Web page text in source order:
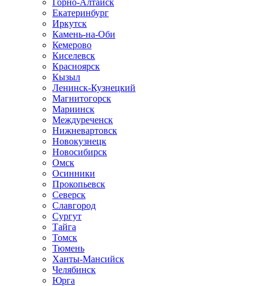
Горно-Алтайск
Екатеринбург
Иркутск
Камень-на-Оби
Кемерово
Киселевск
Красноярск
Кызыл
Ленинск-Кузнецкий
Магнитогорск
Мариинск
Междуреченск
Нижневартовск
Новокузнецк
Новосибирск
Омск
Осинники
Прокопьевск
Северск
Славгород
Сургут
Тайга
Томск
Тюмень
Ханты-Мансийск
Челябинск
Юрга